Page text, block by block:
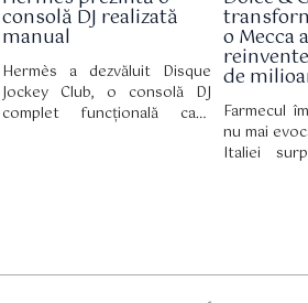
consolă DJ realizată
manual
Hermès a dezvăluit Disque
Jockey Club, o consolă DJ
complet funcțională care
ul britanic Prince Charles.
o Mecca
de
Farmecul
nu mai
Italiei
gropi și